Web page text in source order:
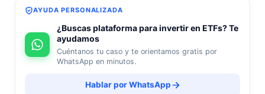
AYUDA PERSONALIZADA
¿Buscas plataforma para invertir en ETFs? Te
ayudamos
Cuéntanos tu caso y te orientamos gratis por
WhatsApp en minutos.
Hablar por WhatsApp